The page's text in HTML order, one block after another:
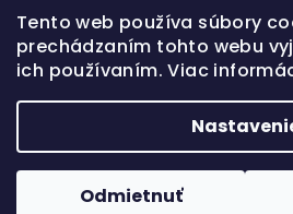
Tento web používa súbory
prechádzaním tohto webu
ich používaním. Viac
Odmietnuť
shop @babymarket.sk
+421 914 334 455
Upraviť